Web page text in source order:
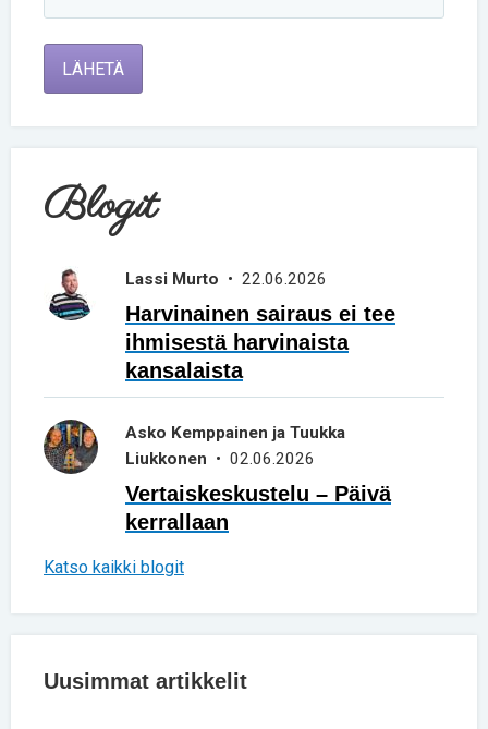
LÄHETÄ
Blogit
Lassi Murto • 22.06.2026
Harvinainen sairaus ei tee
ihmisestä harvinaista
kansalaista
Asko Kemppainen ja Tuukka
Liukkonen • 02.06.2026
Vertaiskeskustelu – Päivä
kerrallaan
Katso kaikki blogit
Uusimmat artikkelit